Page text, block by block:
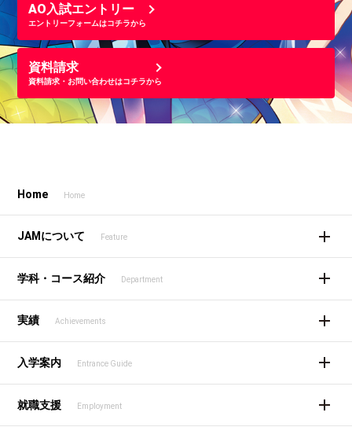
AO入試エントリー
エントリーフォームはコチラから
資料請求
資料請求・お問い合わせはコチラから
Home Home
JAMについて Feature
学科・コース紹介 Department
実績 Achievements
入学案内 Entrance Guide
就職支援 Employment